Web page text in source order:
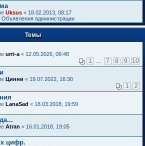
Uksus « 18.02.2013, 08:17
Объявления администрации
Темы
urri-a « 12.05.2026, 09:48
1 7 8 9 10
Цинни « 19.07.2022, 16:30
1 2
LanaSad « 18.03.2018, 19:59
Atran « 16.01.2018, 19:05
цифр.